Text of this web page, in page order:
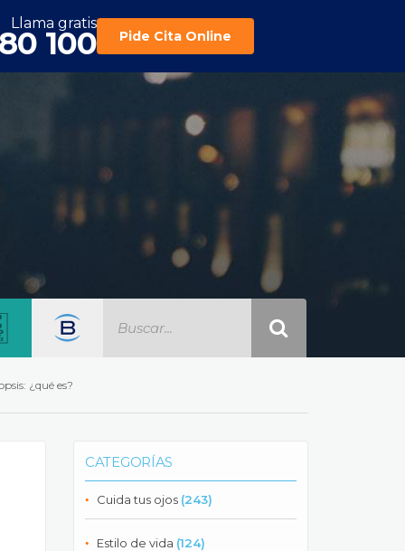
Llama gratis
100 Pide Cita Online
¿qué es?
CATEGORÍAS
Cuida tus ojos (243)
Estilo de vida (124)